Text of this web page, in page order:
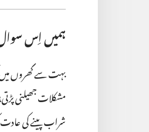
ہمیں اِس
بہت سے گھروں میں
مشکلات جھیلنی
شراب پینے کی